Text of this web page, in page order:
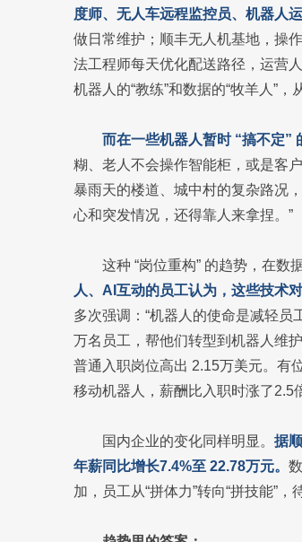
度师、无人车远程监控员、机器人
做日常维护；顺丰无人机基地，操
法工程师每天优化配送路径，运营
机器人的“教练”和数据的“牧羊人”，
而在一些机器人暂时 “搞不定”
糊、老人不会操作智能柜，或是客
暴雨天的楼道、城中村的复杂路况
心和突发情况，还得靠人来拿捏。”
这种 “岗位重构” 的趋势，在数
人、AI互动的员工认为，这些技术
多次强调：“机器人的使命是减轻
万名员工，帮他们转型到机器人维
普通入职岗位高出 2.15万美元。有
移动机器人，薪酬比入职时涨了2.5
国内企业的变化同样明显。 据
年薪同比增长7.4%至 22.78万元。
加，员工从“拼体力”转向“拼技能”，